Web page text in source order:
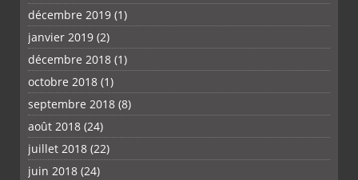
décembre 2019 (1)
janvier 2019 (2)
décembre 2018 (1)
octobre 2018 (1)
septembre 2018 (8)
août 2018 (24)
juillet 2018 (22)
juin 2018 (24)